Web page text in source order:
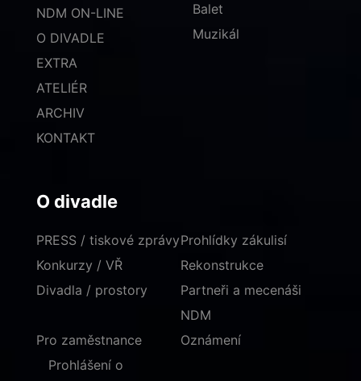
NDM ON-LINE
O DIVADLE
EXTRA
ATELIÉR
ARCHIV
KONTAKT
Balet
Muzikál
O divadle
PRESS / tiskové zprávy
Konkurzy / VŘ
Divadla / prostory
Prohlídky zákulisí
Rekonstrukce
Partneři a mecenáši
NDM
Pro zaměstnance
Oznámení
Prohlášení o